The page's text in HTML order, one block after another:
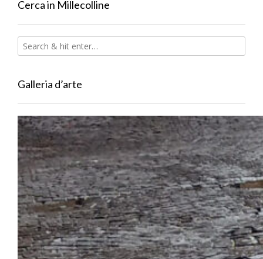
Cerca in Millecolline
Galleria d’arte